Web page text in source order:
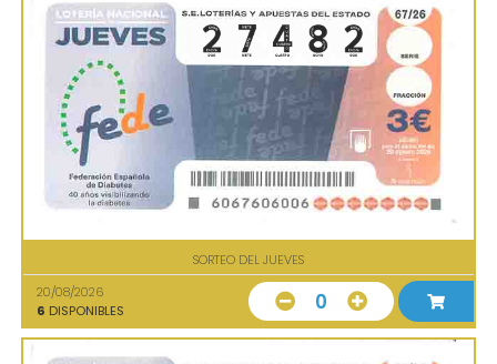
SORTEO DEL JUEVES
20/08/2026
6 DISPONIBLES 0